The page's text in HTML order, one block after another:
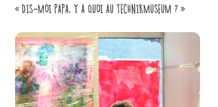
« DIS-MOI PAPA, Y A QUOI AU TECHNIKMUSEUM ? »